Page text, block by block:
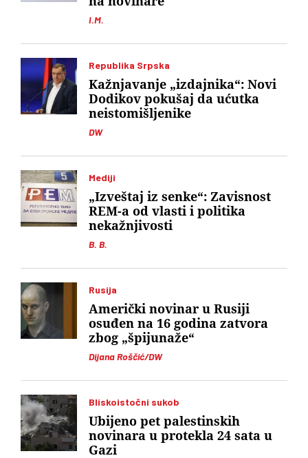
I.M.
Republika Srpska
DW
Kažnjavanje „izdajnika“: Novi
Dodikov pokušaj da ućutka
neistomišljenike
Mediji
B. B.
„Izveštaj iz senke“: Zavisnost
REM-a od vlasti i politika
nekažnjivosti
Rusija
Dijana Roščić/DW
Američki novinar u Rusiji
osuđen na 16 godina zatvora
zbog „špijunaže“
Bliskoistočni sukob
Ubijeno pet palestinskih
novinara u protekla 24 sata u
Gazi